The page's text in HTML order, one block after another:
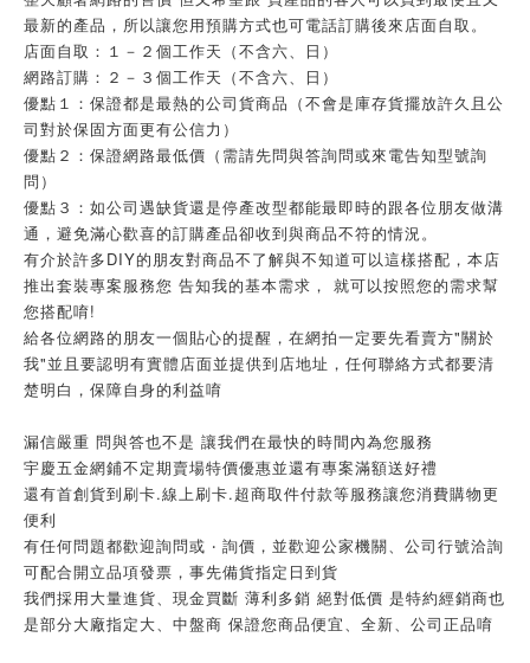
最新的產品，所以讓您用預購方式也可電話訂購後來店面自取。
店面自取：１－２個工作天（不含六、日）
網路訂購：２－３個工作天（不含六、日）
優點１：保證都是最熱的公司貨商品（不會是庫存貨擺放許久且公
司對於保固方面更有公信力）
優點２：保證網路最低價（需請先問與答詢問或來電告知型號詢
問）
優點３：如公司遇缺貨還是停產改型都能最即時的跟各位朋友做溝
通，避免滿心歡喜的訂購產品卻收到與商品不符的情況。
有介於許多DIY的朋友對商品不了解與不知道可以這樣搭配，本店
推出套裝專案服務您 告知我的基本需求， 就可以按照您的需求幫
您搭配唷!
給各位網路的朋友一個貼心的提醒，在網拍一定要先看賣方"關於
我"並且要認明有實體店面並提供到店地址，任何聯絡方式都要清
楚明白，保障自身的利益唷
漏信嚴重 問與答也不是 讓我們在最快的時間內為您服務
宇慶五金網鋪不定期賣場特價優惠並還有專案滿額送好禮
還有首創貨到刷卡.線上刷卡.超商取件付款等服務讓您消費購物更
便利
有任何問題都歡迎詢問或 ‧ 詢價，並歡迎公家機關、公司行號洽詢
可配合開立品項發票，事先備貨指定日到貨
我們採用大量進貨、現金買斷 薄利多銷 絕對低價 是特約經銷商也
是部分大廠指定大、中盤商 保證您商品便宜、全新、公司正品唷